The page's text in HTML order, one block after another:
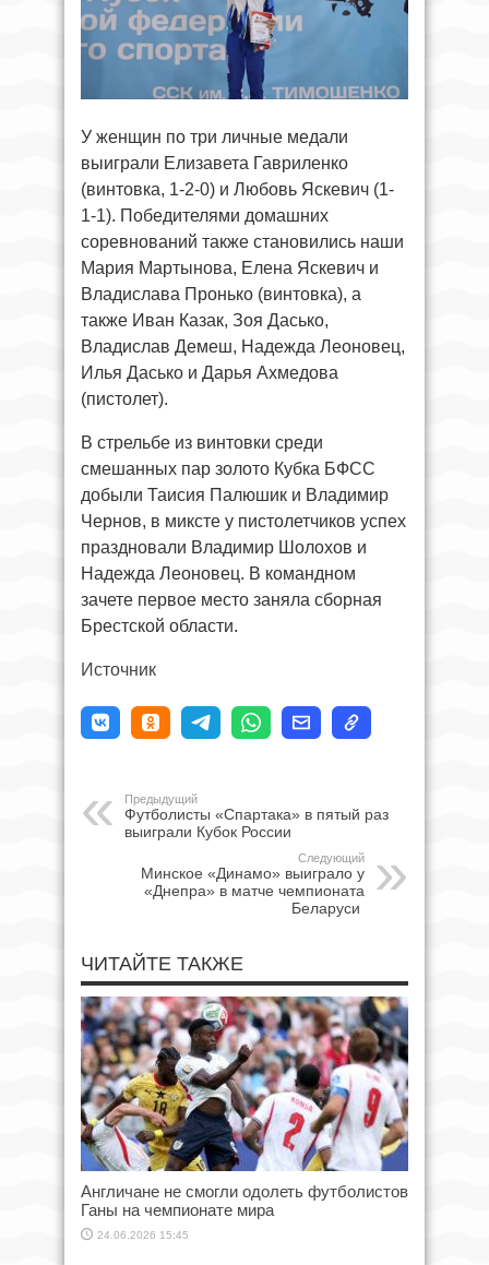
У женщин по три личные медали
выиграли Елизавета Гавриленко
(винтовка, 1-2-0) и Любовь Яскевич (1-
1-1). Победителями домашних
соревнований также становились наши
Мария Мартынова, Елена Яскевич и
Владислава Пронько (винтовка), а
также Иван Казак, Зоя Дасько,
Владислав Демеш, Надежда Леоновец,
Илья Дасько и Дарья Ахмедова
(пистолет).
В стрельбе из винтовки среди
смешанных пар золото Кубка БФСС
добыли Таисия Палюшик и Владимир
Чернов, в миксте у пистолетчиков успех
праздновали Владимир Шолохов и
Надежда Леоновец. В командном
зачете первое место заняла сборная
Брестской области.
Источник
Предыдущий
Футболисты «Спартака» в пятый раз
выиграли Кубок России
Следующий
Минское «Динамо» выиграло у
«Днепра» в матче чемпионата
Беларуси
ЧИТАЙТЕ ТАКЖЕ
Англичане не смогли одолеть футболистов
Ганы на чемпионате мира
24.06.2026 15:45